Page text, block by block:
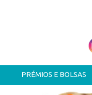
PRÉMIOS E BOLSAS